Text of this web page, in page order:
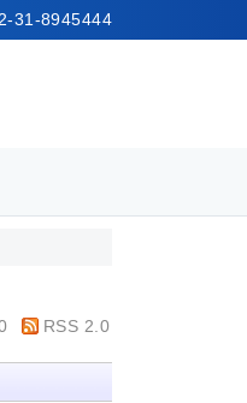
31-8945444
RSS 2.0